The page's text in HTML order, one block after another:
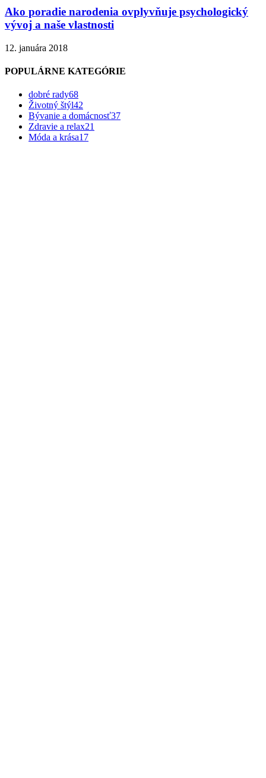
Ako poradie narodenia ovplyvňuje psychologický
vývoj a naše vlastnosti
12. januára 2018
POPULÁRNE KATEGÓRIE
dobré rady68
Životný štýl42
Bývanie a domácnosť37
Zdravie a relax21
Móda a krása17